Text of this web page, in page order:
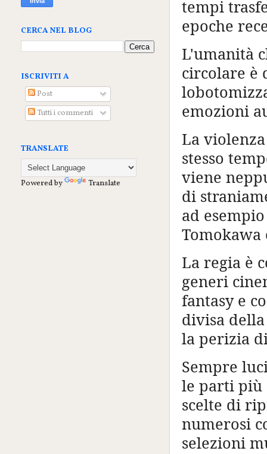
tempi
epoche
L'umanità
circolare è
emozioni
La
stesso
viene
di
ad
La regia è
generi
fantasy e
divisa
la perizia
Sempre
le parti più
scelte di
numerosi
selezioni
CERCA NEL BLOG
ISCRIVITI A
Post
Tutti i commenti
TRANSLATE
Powered by Translate